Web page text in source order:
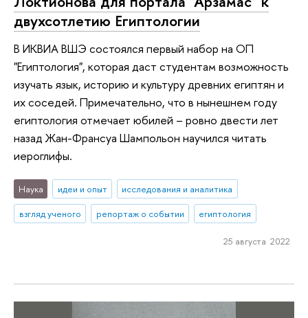
двухсотлетию Египтологии
В ИКВИА ВШЭ состоялся первый набор на ОП
"Египтология", которая даст студентам возможность
изучать язык, историю и культуру древних египтян и
их соседей. Примечательно, что в нынешнем году
египтология отмечает юбилей – ровно двести лет
назад Жан-Франсуа Шампольон научился читать
иероглифы.
Наука идеи и опыт
исследования и аналитика
взгляд ученого
репортаж о событии египтология
25 августа 2022